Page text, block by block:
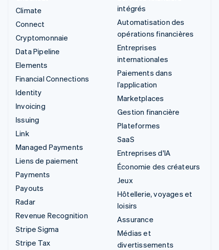
Climate
Connect
Cryptomonnaie
Data Pipeline
Elements
Financial Connections
Identity
Invoicing
Issuing
Link
Managed Payments
Liens de paiement
Payments
Payouts
Radar
Revenue Recognition
Stripe Sigma
Stripe Tax
intégrés
Automatisation des
opérations financières
Entreprises
internationales
Paiements dans
l’application
Marketplaces
Gestion financière
Plateformes
SaaS
Entreprises d'IA
Économie des créateurs
Jeux
Hôtellerie, voyages et
loisirs
Assurance
Médias et
divertissements